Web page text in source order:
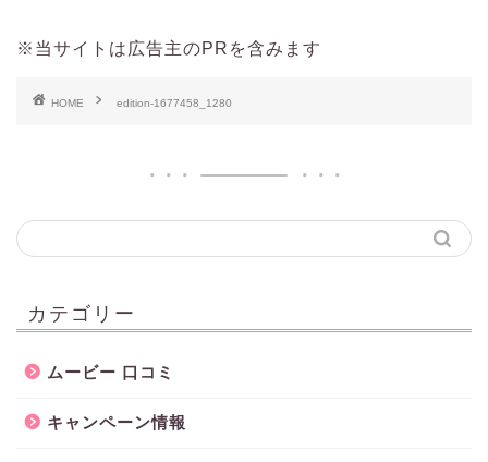
※当サイトは広告主のPRを含みます
HOME edition-1677458_1280
カテゴリー
ムービー 口コミ
キャンペーン情報